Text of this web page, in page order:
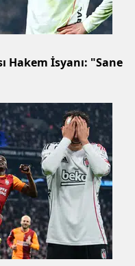
Hakem İsyanı: "Sane